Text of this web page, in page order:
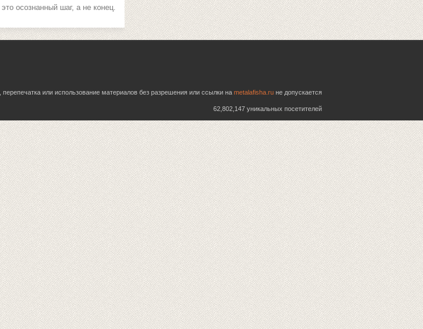
осознанный шаг, а не конец.
или использование материалов без разрешения или ссылки на metalafisha.ru не допускается
62,802,147 уникальных посетителей